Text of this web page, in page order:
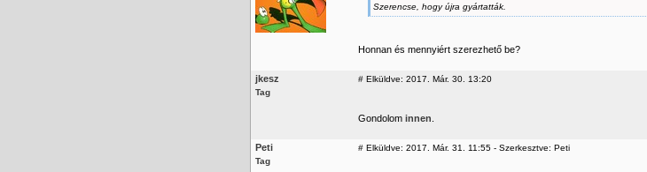
Szerencse, hogy újra gyártatták.
Honnan és mennyiért szerezhető be?
jkesz
Tag
# Elküldve: 2017. Már. 30. 13:20
Gondolom innen
Peti
Tag
# Elküldve: 2017. Már. 31. 11:55 - Szerkesztve: Peti